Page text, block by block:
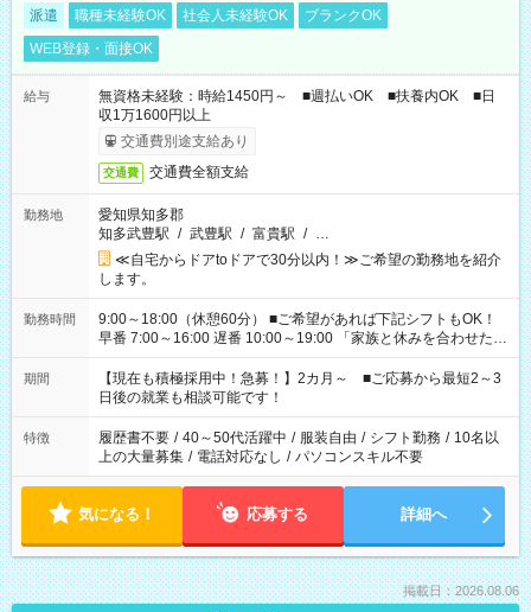
派遣 職種未経験OK 社会人未経験OK
ブランクOK
WEB登録・面接OK
給与
無資格未経験：時給1450円～ ■週払いOK ■扶養内OK ■日
収1万1600円以上
交通費別途支給あり
交通費 交通費全額支給
勤務地
愛知県知多郡
知多武豊駅 / 武豊駅 / 富貴駅 / …
≪自宅からドアtoドアで30分以内！≫ご希望の勤務地を紹介
します。
勤務時間
9:00～18:00（休憩60分） ■ご希望があれば下記シフトもOK！
早番 7:00～16:00 遅番 10:00～19:00 「家族と休みを合わせた
い」 「余裕を持って夕飯の準備がしたい」 「できれば残業はし
たくない」 など、ご希望を教えてくださいね。 ※Wワーク希望
の方へ 今ご覧のお仕事で希望する勤務時間と、もう1つのお仕事
の勤務時間。 合計で週40時間を超える場合は応募できません。
期間
【現在も積極採用中！急募！】2カ月～ ■ご応募から最短2～3
日後の就業も相談可能です！
特徴 履歴書不要 / 40～50代活躍中 / 服装自由 / シフト勤務 / 10名以
上の大量募集 / 電話対応なし / パソコンスキル不要
気になる！ 応募する 詳細へ
掲載日：2026.08.06